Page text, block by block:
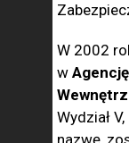
W 2002
w
Wydział
nazwę,